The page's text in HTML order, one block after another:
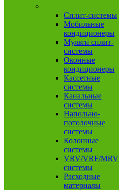
Сплит-системы
Мобильные
кондиционеры
Мульти сплит-
системы
Оконные
кондиционеры
Кассетные
системы
Канальные
системы
Напольно-
потолочные
системы
Колонные
системы
VRV/VRF/MRV
системы
Расходные
материалы